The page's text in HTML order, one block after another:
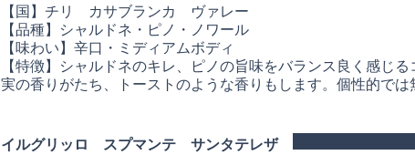
【国】チリ カサブランカ ヴァレー
【品種】シャルドネ・ピノ・ノワール
【味わい】辛口・ミディアムボディ
【特徴】シャルドネのキレ、ピノの旨味をバランス良く感じ
実の香りがたち、トーストのような香りもします。個性的では
イルグリッロ スプマンテ サンタテレザ